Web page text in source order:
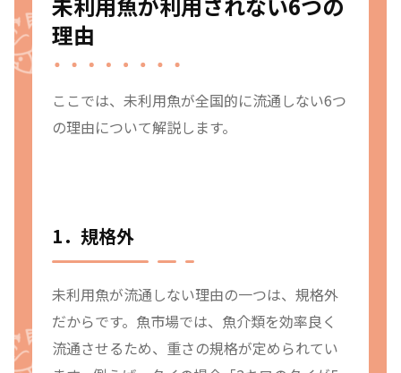
理由
ここでは、未利用魚が全国的に流通しない6つ
の理由について解説します。
1．規格外
未利用魚が流通しない理由の一つは、規格外
だからです。魚市場では、魚介類を効率良く
流通させるため、重さの規格が定められてい